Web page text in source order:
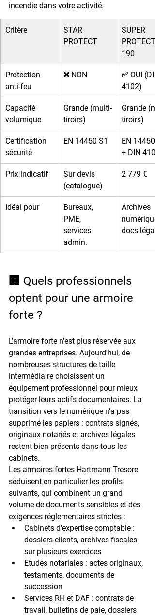
incendie dans votre activité.
Critère
STAR
PROTECT
SUPER
PROTECT
190
Protection
anti-feu
❌ NON
✅ OUI
4102)
Capacité
volumique
Grande (multi-
tiroirs)
Grande
tiroirs)
Certification
sécurité
EN 14450 S1
EN 14450
+ DIN 4102
Prix indicatif
Sur devis
(catalogue)
2 779 €
Idéal pour
Bureaux,
PME,
services
admin.
Archives
docs
🏢 Quels professionnels
optent pour une armoire
forte ?
L'armoire forte n'est plus réservée aux
grandes entreprises. Aujourd'hui, de
nombreuses structures de taille
intermédiaire choisissent un
équipement professionnel pour mieux
protéger leurs actifs documentaires. La
transition vers le numérique n'a pas
supprimé les papiers : contrats signés,
originaux notariés et archives légales
restent bien présents dans tous les
cabinets.
Les armoires fortes Hartmann Tresore
séduisent en particulier les profils
suivants, qui combinent un grand
volume de documents sensibles et des
exigences réglementaires strictes :
Cabinets d'expertise comptable :
dossiers clients, archives fiscales
sur plusieurs exercices
Études notariales : actes originaux,
testaments, documents de
succession
Services RH et DAF : contrats de
travail, bulletins de paie, dossiers